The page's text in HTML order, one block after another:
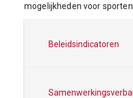
mogelijkheden voor
Beleidsindicatoren